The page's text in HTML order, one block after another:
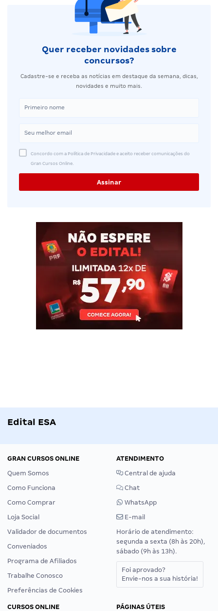
Quer receber novidades sobre
concursos?
Cadastre-se e receba as notícias em destaque da semana, dicas,
novidades e muito mais.
Concordo com a Política de Privacidade e aceito receber comunicações do
Gran Cursos Online.
Edital ESA
GRAN CURSOS ONLINE
Quem Somos
Como Funciona
Como Comprar
Loja Social
Validador de documentos
Conveniados
Programa de Afiliados
Trabalhe Conosco
Preferências de Cookies
ATENDIMENTO
Central de ajuda
Chat
WhatsApp
E-mail
Horário de atendimento:
segunda a sexta (8h às 20h),
sábado (9h às 13h).
Foi aprovado?
Envie-nos a sua história!
CURSOS ONLINE
PÁGINAS ÚTEIS